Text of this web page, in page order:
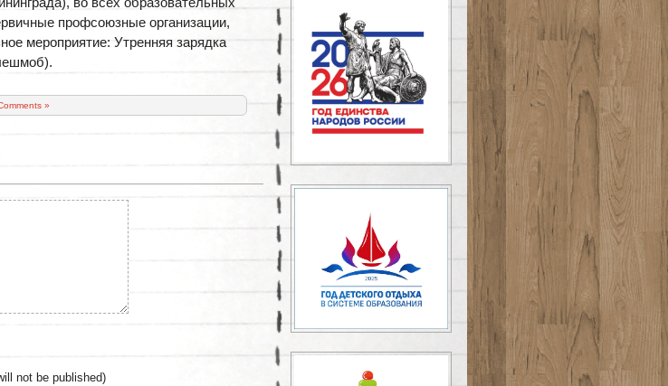
профсоюзные организации,
мероприятие: Утренняя зарядка
»
not be published)